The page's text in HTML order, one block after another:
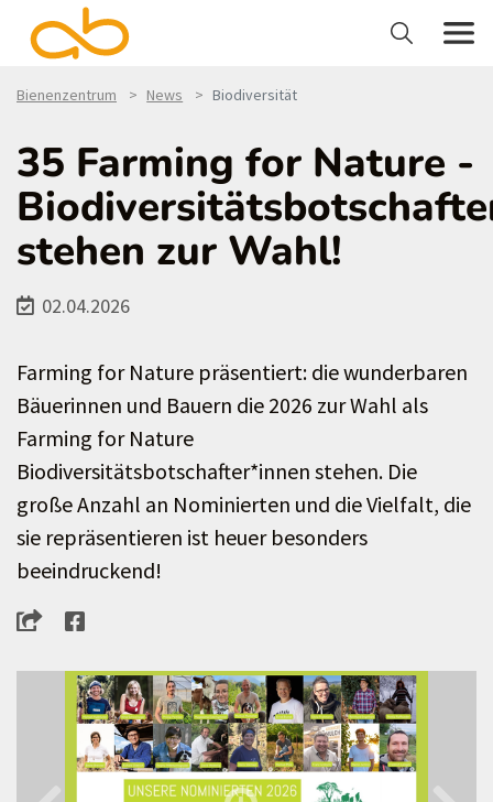
Bienenzentrum News Biodiversität
35 Farming for Nature -
stehen zur Wahl!
02.04.2026
Farming for Nature präsentiert: die wunderbaren
Bäuerinnen und Bauern die 2026 zur Wahl als
Farming for Nature
Biodiversitätsbotschafter*innen stehen. Die
große Anzahl an Nominierten und die Vielfalt, die
sie repräsentieren ist heuer besonders
beeindruckend!